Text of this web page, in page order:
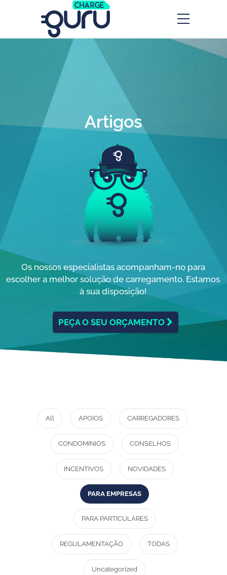
Artigos
Os nossos especialistas acompanham-no para
escolher a melhor solução de carregamento. Estamos
à sua disposição!
PEÇA O SEU ORÇAMENTO
All APOIOS CARREGADORES
CONDOMINIOS CONSELHOS
INCENTIVOS NOVIDADES
PARA EMPRESAS
PARA PARTICULARES
REGULAMENTAÇÃO TODAS
Uncategorized